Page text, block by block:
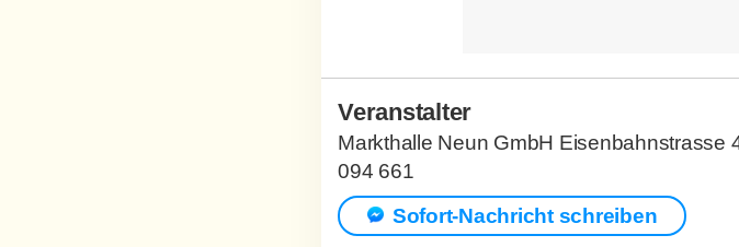
Veranstalter
Markthalle Neun GmbH Eisenbahnstrasse
094 661
Sofort-Nachricht schreiben